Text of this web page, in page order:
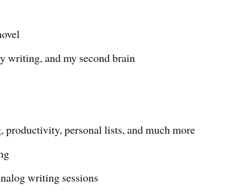
writing, and my second brain
productivity, personal lists, and much more
writing sessions